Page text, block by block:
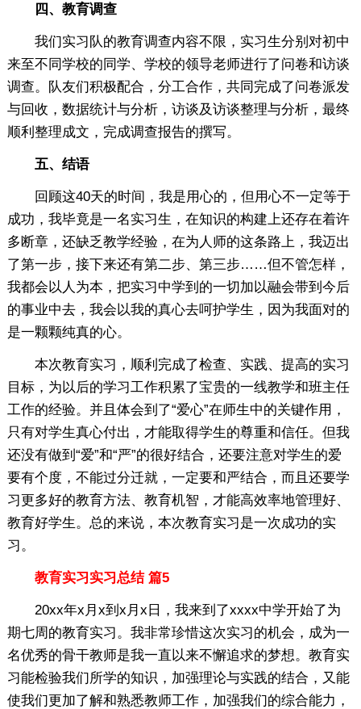
四、教育调查
我们实习队的教育调查内容不限，实习生分别对初中
来至不同学校的同学、学校的领导老师进行了问卷和访谈
调查。队友们积极配合，分工合作，共同完成了问卷派发
与回收，数据统计与分析，访谈及访谈整理与分析，最终
顺利整理成文，完成调查报告的撰写。
五、结语
回顾这40天的时间，我是用心的，但用心不一定等于
成功，我毕竟是一名实习生，在知识的构建上还存在着许
多断章，还缺乏教学经验，在为人师的这条路上，我迈出
了第一步，接下来还有第二步、第三步……但不管怎样，
我都会以人为本，把实习中学到的一切加以融会带到今后
的事业中去，我会以我的真心去呵护学生，因为我面对的
是一颗颗纯真的心。
本次教育实习，顺利完成了检查、实践、提高的实习
目标，为以后的学习工作积累了宝贵的一线教学和班主任
工作的经验。并且体会到了“爱心”在师生中的关键作用，
只有对学生真心付出，才能取得学生的尊重和信任。但我
还没有做到“爱”和“严”的很好结合，还要注意对学生的爱
要有个度，不能过分迁就，一定要和严结合，而且还要学
习更多好的教育方法、教育机智，才能高效率地管理好、
教育好学生。总的来说，本次教育实习是一次成功的实
习。
教育实习实习总结 篇5
20xx年x月x到x月x日，我来到了xxxx中学开始了为
期七周的教育实习。我非常珍惜这次实习的机会，成为一
名优秀的骨干教师是我一直以来不懈追求的梦想。教育实
习能检验我们所学的知识，加强理论与实践的结合，又能
使我们更加了解和熟悉教师工作，加强我们的综合能力，